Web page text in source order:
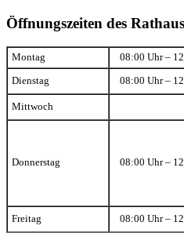
Öffnungszeiten des
Montag 08:00 Uhr –
Dienstag 08:00 Uhr –
Mittwoch
Donnerstag 08:00 Uhr –
Freitag 08:00 Uhr –